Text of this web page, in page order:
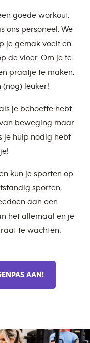
goede workout,
ons personeel. We
je gemak voelt en
de vloer. Om je te
praatje te maken.
(nog) leuker!
je behoefte hebt
beweging maar
je hulp nodig hebt
kun je sporten op
sporten,
aan een
het allemaal en je
te wachten.
AAN!